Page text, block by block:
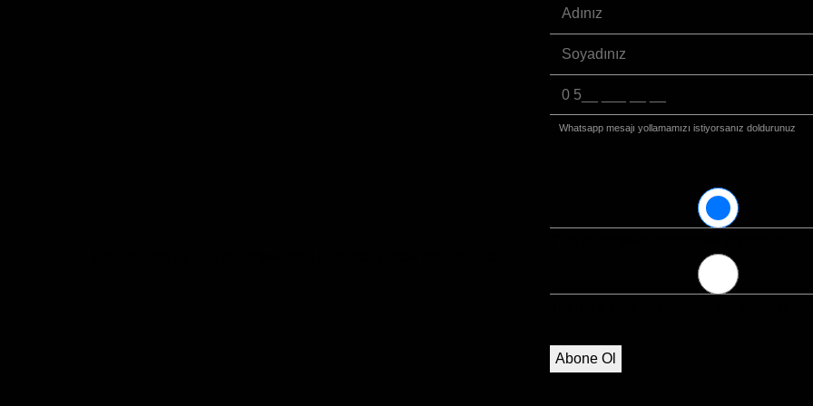
Whatsapp mesajı yollamamızı istiyorsanız doldurunuz